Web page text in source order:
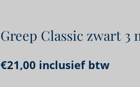
Greep Classic zwart 3
€21,00 inclusief btw